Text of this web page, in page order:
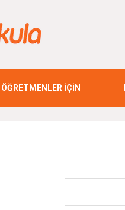
ÖĞRETMENLER İÇİN